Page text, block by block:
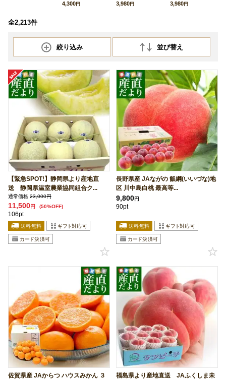
4,300円 3,980円 3,980円
全2,213件
絞り込み 並び替え
【緊急SPOT!】静岡県より産地直
送 静岡県温室農業協同組合ク...
通常価格 23,000円
11,500円 (50%OFF)
106pt
長野県産 JAながの 飯綱(いいづな)地
区 川中島白桃 最高等...
9,800円
90pt
佐賀県産 JAからつ ハウスみかん ３
福島県より産地直送 JAふくしま未